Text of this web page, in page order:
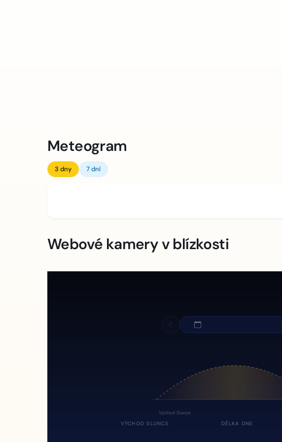
Meteogram
3 dny 7 dní
Webové kamery v blízkosti
Východ Slunce
VÝCHOD SLUNCE DÉLKA DNE